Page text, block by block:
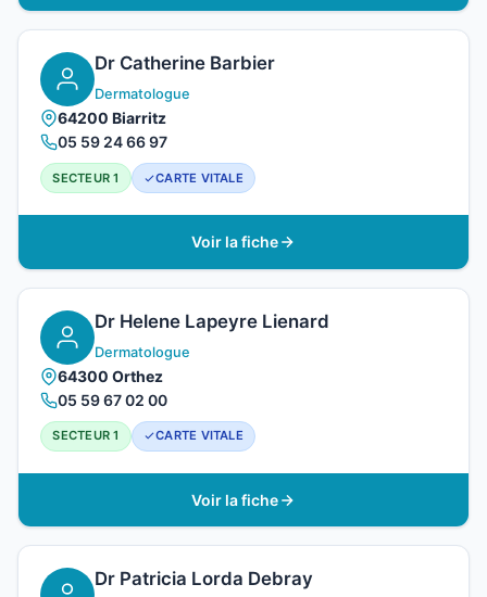
Dr Catherine Barbier
Dermatologue
64200 Biarritz
05 59 24 66 97
SECTEUR 1 CARTE VITALE
Voir la fiche
Dr Helene Lapeyre Lienard
Dermatologue
64300 Orthez
05 59 67 02 00
SECTEUR 1 CARTE VITALE
Voir la fiche
Dr Patricia Lorda Debray